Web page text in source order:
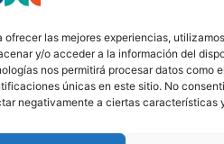
ofrecer las mejores experiencias,
y/o acceder a la información del
nos permitirá procesar datos como
únicas en este sitio. No
negativamente a ciertas características